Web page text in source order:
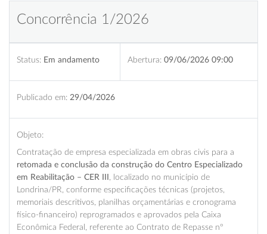
Concorrência 1/2026
Status: Em andamento Abertura: 09/06/2026 09:00
Publicado em: 29/04/2026
Objeto:
Contratação de empresa especializada em obras civis para a
retomada e conclusão da construção do Centro Especializado
em Reabilitação – CER III
, localizado no município de
Londrina/PR, conforme especificações técnicas (projetos,
memoriais descritivos, planilhas orçamentárias e cronograma
físico-financeiro) reprogramados e aprovados pela Caixa
Econômica Federal, referente ao Contrato de Repasse nº